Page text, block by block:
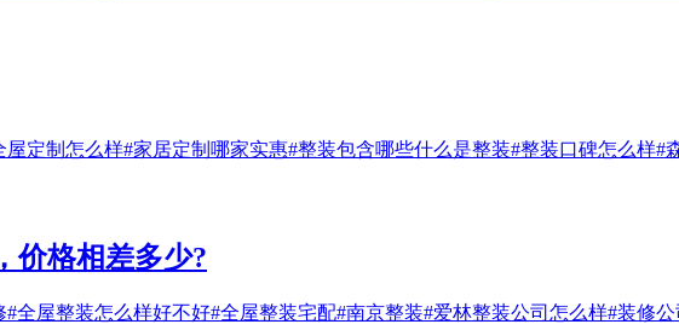
屋定制怎么样#家居定制哪家实惠#整装包含哪些什么是整装#整装口碑怎么样#
价格相差多少?
#全屋整装怎么样好不好#全屋整装宅配#南京整装#爱林整装公司怎么样#装修